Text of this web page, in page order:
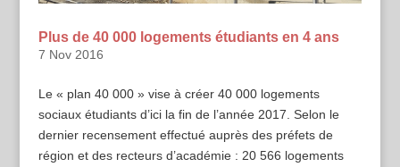
Plus de 40 000 logements étudiants en 4 ans
7 Nov 2016
Le « plan 40 000 » vise à créer 40 000 logements
sociaux étudiants d’ici la fin de l’année 2017. Selon le
dernier recensement effectué auprès des préfets de
région et des recteurs d’académie : 20 566 logements